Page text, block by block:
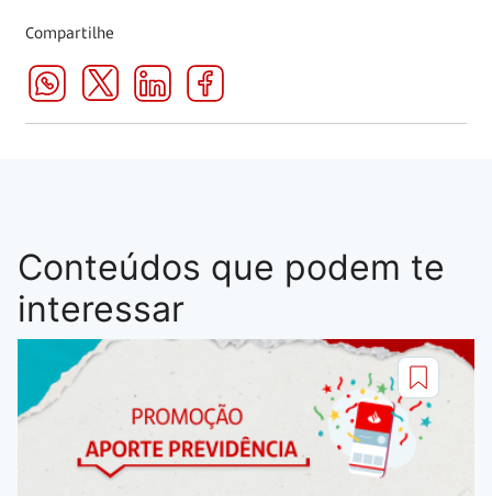
Compartilhe
Conteúdos que podem te
interessar